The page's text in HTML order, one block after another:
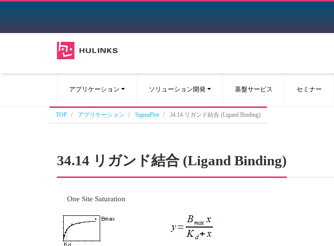
アプリケーション ソリューション開発 基盤サービス セミナー
TOP アプリケーション SigmaPlot 34.14 リガンド結合 (Ligand Binding)
34.14 リガンド結合 (Ligand Binding)
One Site Saturation